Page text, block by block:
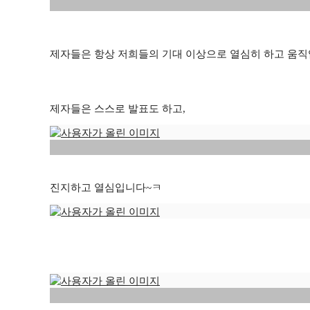
제자들은 항상 저희들의 기대 이상으로 열심히 하고 움
제자들은 스스로 발표도 하고,
진지하고 열심입니다~ㅋ